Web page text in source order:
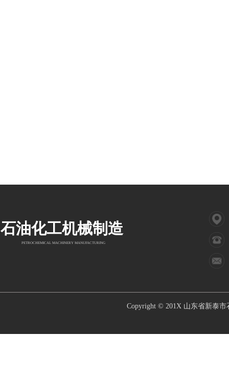
Copyright © 201X 山东省新泰市
石油化工机械制造
PETROCHEMICAL MACHINERY MANUFACTURING